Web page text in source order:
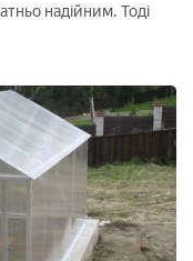
надійним. Тоді